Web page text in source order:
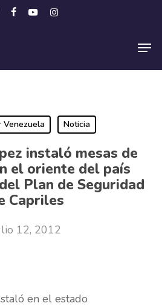
facebookyoutubeinstagram
Venezuela Noticia
instaló mesas de
el oriente del país
Plan de Seguridad
Capriles
12, 2012
en el estado